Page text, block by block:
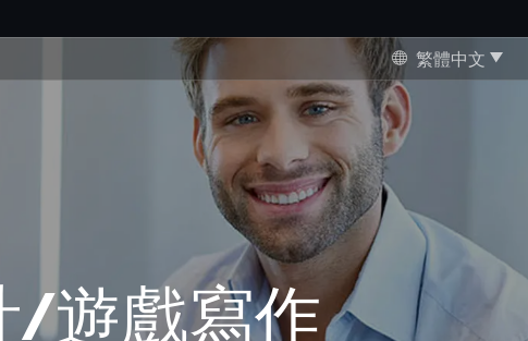
Language
Chinese
繁體中文
/遊戲寫作